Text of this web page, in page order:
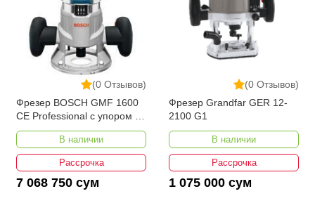
(0 Отзывов)
Фрезер BOSCH GMF 1600
CE Professional с упором +
L-Boxx
В наличии
Рассрочка
7 068 750 сум
(0 Отзывов)
Фрезер Grandfar GER 12-
2100 G1
В наличии
Рассрочка
1 075 000 сум